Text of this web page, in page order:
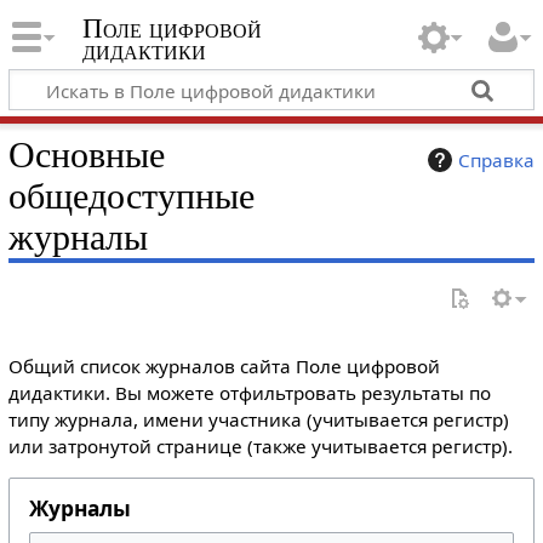
Поле цифровой
дидактики
Справка
Основные
общедоступные
журналы
Общий список журналов сайта Поле цифровой
дидактики. Вы можете отфильтровать результаты по
типу журнала, имени участника (учитывается регистр)
или затронутой странице (также учитывается регистр).
Журналы